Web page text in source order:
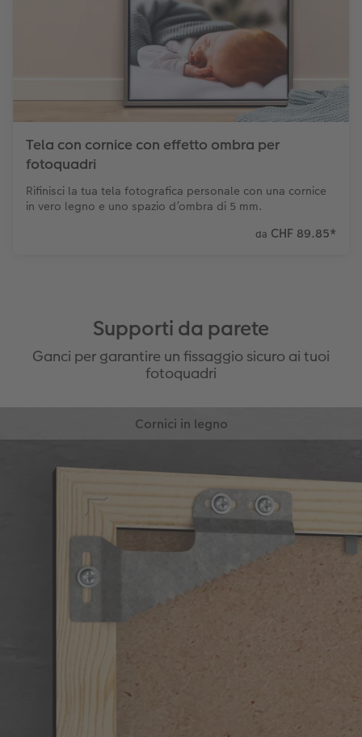
Tela con cornice con effetto ombra per
fotoquadri
Rifinisci la tua tela fotografica personale con una cornice
in vero legno e uno spazio d’ombra di 5 mm.
da CHF 89.85*
Supporti da parete
Ganci per garantire un fissaggio sicuro ai tuoi
fotoquadri